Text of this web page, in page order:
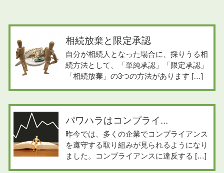
相続放棄と限定承認
自分が相続人となった場合に、採りうる相
続方法として、「単純承認」「限定承認」
「相続放棄」の3つの方法があります […]
パワハラはコンプライ...
昨今では、多くの企業でコンプライアンス
を遵守する取り組みが見られるようになり
ました。コンプライアンスに違反する […]